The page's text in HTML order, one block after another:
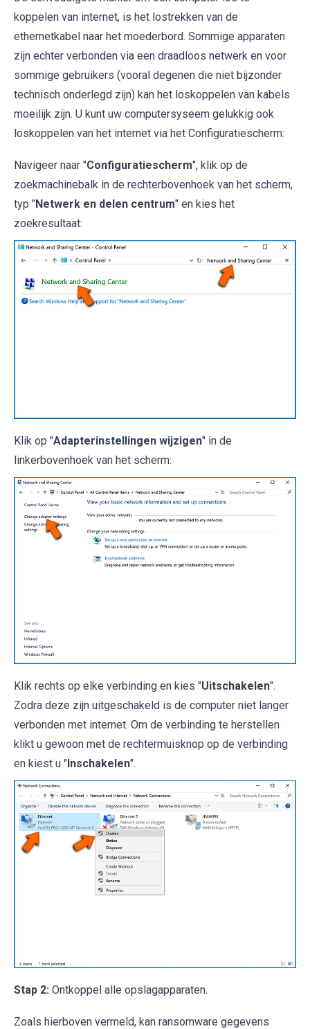
koppelen van internet, is het lostrekken van de
ethernetkabel naar het moederbord. Sommige apparaten
zijn echter verbonden via een draadloos netwerk en voor
sommige gebruikers (vooral degenen die niet bijzonder
technisch onderlegd zijn) kan het loskoppelen van kabels
moeilijk zijn. U kunt uw computersyseem gelukkig ook
loskoppelen van het internet via het Configuratiescherm:
Navigeer naar "Configuratiescherm", klik op de
zoekmachinebalk in de rechterbovenhoek van het scherm,
typ "Netwerk en delen centrum" en kies het
zoekresultaat:
Klik op "Adapterinstellingen wijzigen" in de
linkerbovenhoek van het scherm:
Klik rechts op elke verbinding en kies "Uitschakelen".
Zodra deze zijn uitgeschakeld is de computer niet langer
verbonden met internet. Om de verbinding te herstellen
klikt u gewoon met de rechtermuisknop op de verbinding
en kiest u " Inschakelen".
Stap 2: Ontkoppel alle opslagapparaten.
Zoals hierboven vermeld, kan ransomware gegevens